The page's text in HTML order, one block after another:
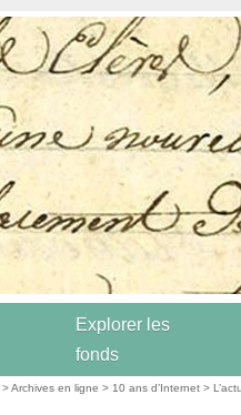
Explorer les
fonds
>Archives en ligne > 10 ans d’Internet >